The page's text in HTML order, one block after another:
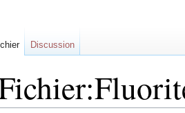
Discussion